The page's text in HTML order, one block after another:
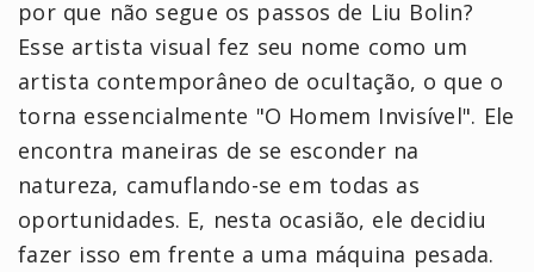
por que não segue os passos de Liu Bolin?
Esse artista visual fez seu nome como um
artista contemporâneo de ocultação, o que o
torna essencialmente "O Homem Invisível". Ele
encontra maneiras de se esconder na
natureza, camuflando-se em todas as
oportunidades. E, nesta ocasião, ele decidiu
fazer isso em frente a uma máquina pesada.